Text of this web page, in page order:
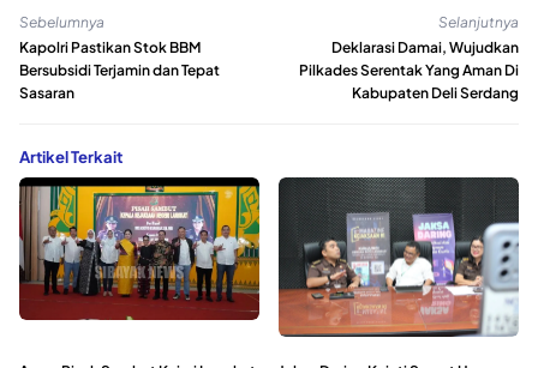
Sebelumnya
Kapolri Pastikan Stok BBM
Bersubsidi Terjamin dan Tepat
Sasaran
Selanjutnya
Deklarasi Damai, Wujudkan
Pilkades Serentak Yang Aman Di
Kabupaten Deli Serdang
Artikel Terkait